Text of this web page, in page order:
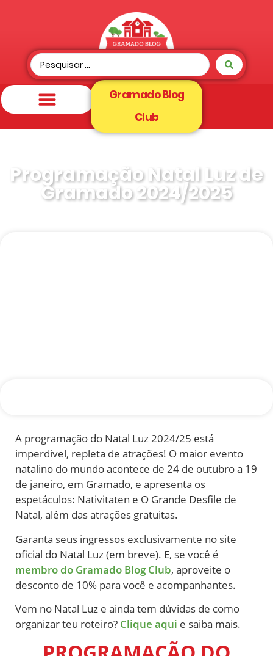
Gramado Blog
Club
Programação Natal Luz de
Gramado 2024/2025
A programação do Natal Luz 2024/25 está
imperdível, repleta de atrações! O maior evento
natalino do mundo acontece de 24 de outubro a 19
de janeiro, em Gramado, e apresenta os
espetáculos: Nativitaten e O Grande Desfile de
Natal, além das atrações gratuitas.
Garanta seus ingressos exclusivamente no site
oficial do Natal Luz (em breve). E, se você é
membro do Gramado Blog Club, aproveite o
desconto de 10% para você e acompanhantes.
Vem no Natal Luz e ainda tem dúvidas de como
organizar teu roteiro? Clique aqui e saiba mais.